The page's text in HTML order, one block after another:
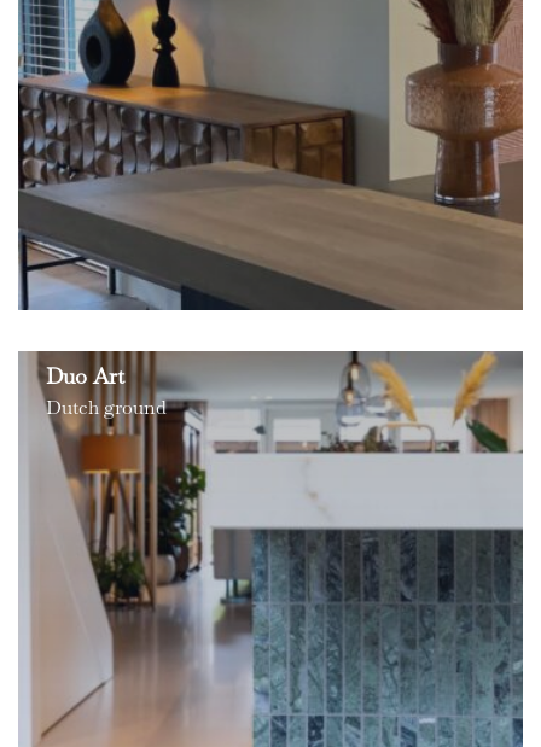
Duo Art
Dutch ground